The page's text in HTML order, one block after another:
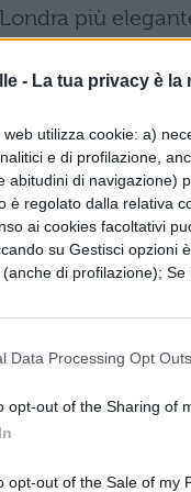
- La tua privacy è
utilizza cookie: a)
e di profilazione,
abitudini di navigazione)
è regolato dalla relativa
ai cookies facoltativi
su Gestisci opzioni
di profilazione);
Data Processing Opt Outs
opt-out of the Sharing of
opt-out of the Sale of my
più
e ha
crede
di partire la
per tutta
Fix che,
per tutto il
perdere la